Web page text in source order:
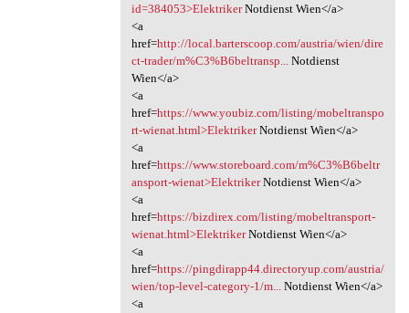
id=384053>ElektrikerNotdienst Wien</a>
<a
href=http://local.barterscoop.com/austria/wien/dire
ct-trader/m%C3%B6beltransp...
Notdienst
Wien</a>
<a
href=https://www.youbiz.com/listing/mobeltranspo
rt-wienat.html>ElektrikerNotdienst Wien</a>
<a
href=https://www.storeboard.com/m%C3%B6beltr
ansport-wienat>ElektrikerNotdienst Wien</a>
<a
href=https://bizdirex.com/listing/mobeltransport-
wienat.html>ElektrikerNotdienst Wien</a>
<a
href=https://pingdirapp44.directoryup.com/austria/
wien/top-level-category-1/m...
Notdienst Wien</a>
<a